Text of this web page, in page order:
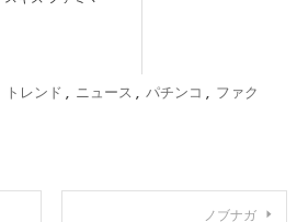
トレンド , ニュース , パチンコ , ファク
ノブナガ